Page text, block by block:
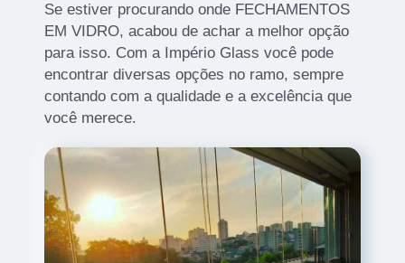
Se estiver procurando onde FECHAMENTOS
EM VIDRO, acabou de achar a melhor opção
para isso. Com a Império Glass você pode
encontrar diversas opções no ramo, sempre
contando com a qualidade e a excelência que
você merece.